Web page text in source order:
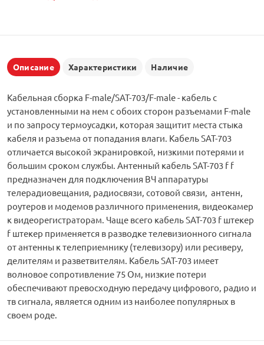
Описание Характеристики Наличие
Кабельная сборка F-male/SAT-703/F-male - кабель с
установленными на нем с обоих сторон разъемами F-male
и по запросу термоусадки, которая защитит места стыка
кабеля и разъема от попадания влаги. Кабель SAT-703
отличается высокой экранировкой, низкими потерями и
большим сроком службы. Антенный кабель SAT-703 f f
предназначен для подключения ВЧ аппаратуры
телерадиовещания, радиосвязи, сотовой связи, антенн,
роутеров и модемов различного применения, видеокамер
к видеорегистраторам. Чаще всего кабель SAT-703 f штекер
f штекер применяется в разводке телевизионного сигнала
от антенны к телеприемнику (телевизору) или ресиверу,
делителям и разветвителям. Кабель SAT-703 имеет
волновое сопротивление 75 Ом, низкие потери
обеспечивают превосходную передачу цифрового, радио и
тв сигнала, является одним из наиболее популярных в
своем роде.